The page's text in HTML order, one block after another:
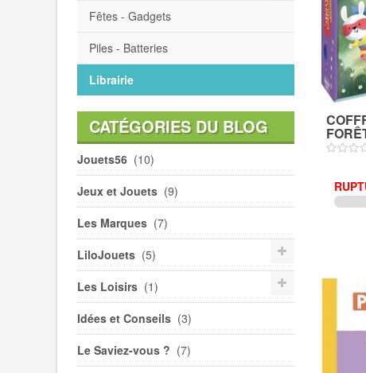
Fêtes - Gadgets
Piles - Batteries
Librairie
CATÉGORIES DU BLOG
Jouets56 (10)
Jeux et Jouets (9)
Les Marques (7)
LiloJouets (5)
Les Loisirs (1)
Idées et Conseils (3)
Le Saviez-vous ? (7)